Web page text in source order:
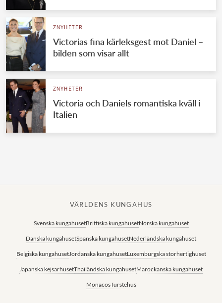
Danska kungahuset
Spanska kungahuset
Jordanska kungahuset
Luxemburgska storhertighuset
Japanska kejsarhuset
ZNYHETER
Victorias fina kärleksgest mot Daniel –
bilden som visar allt
ZNYHETER
Victoria och Daniels romantiska kväll i
Italien
VÄRLDENS KUNGAHUS
Svenska kungahusetBrittiska kungahusetNorska kungahuset
Danska kungahusetSpanska kungahusetNederländska kungahuset
Belgiska kungahusetJordanska kungahusetLuxemburgska storhertighuset
Japanska kejsarhusetThailändska kungahusetMarockanska kungahuset
Monacos furstehus